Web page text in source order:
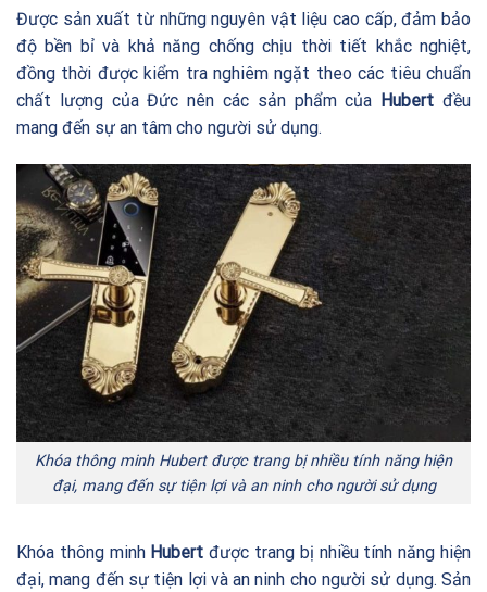
Được sản xuất từ những nguyên vật liệu cao cấp, đảm bảo
độ bền bỉ và khả năng chống chịu thời tiết khắc nghiệt,
đồng thời được kiểm tra nghiêm ngặt theo các tiêu chuẩn
chất lượng của Đức nên các sản phẩm của Hubert đều
mang đến sự an tâm cho người sử dụng.
Khóa thông minh Hubert được trang bị nhiều tính năng hiện
đại, mang đến sự tiện lợi và an ninh cho người sử dụng
Khóa thông minh Hubert được trang bị nhiều tính năng hiện
đại, mang đến sự tiện lợi và an ninh cho người sử dụng. Sản